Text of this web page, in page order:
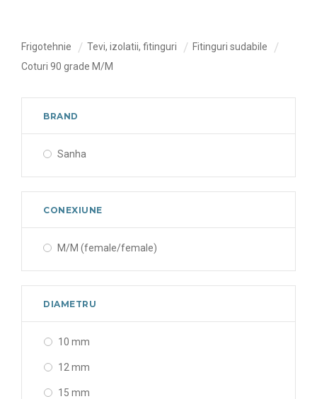
Frigotehnie Tevi, izolatii, fitinguri
Fitinguri sudabile
Coturi 90 grade M/M
BRAND
Sanha
CONEXIUNE
M/M (female/female)
DIAMETRU
10 mm
12 mm
15 mm